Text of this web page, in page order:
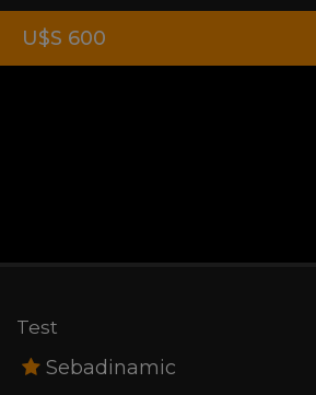
U$S 600
Test
Sebadinamic